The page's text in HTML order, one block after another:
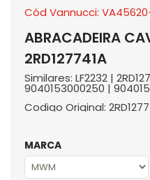
Cód Vannucci:
ABRACADEIRA
2RD127741A
Similares: LF2232 |
9040153000250 |
Codigo Original:
MARCA